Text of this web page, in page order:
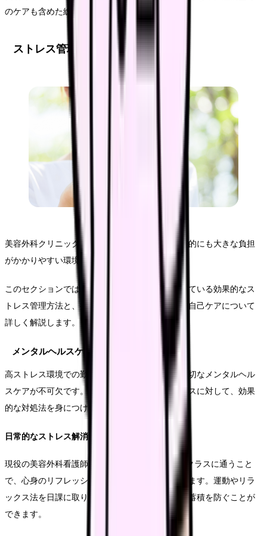
のケアも含めた総合的な対応が求められます。
ストレス管理と自己ケア
美容外科クリニックでの勤務は、身体的にも精神的にも大きな負担
がかかりやすい環境です。
このセクションでは、現場で働く看護師が実践している効果的なス
トレス管理方法と、持続可能なキャリアのための自己ケアについて
詳しく解説します。
メンタルヘルスケア
高ストレス環境での勤務を継続するためには、適切なメンタルヘル
スケアが不可欠です。日々の業務で生じるストレスに対して、効果
的な対処法を身につけることが重要です。
日常的なストレス解消法
現役の美容外科看護師Gさんは「仕事帰りのヨガクラスに通うこと
で、心身のリフレッシュを図っています」と話します。運動やリラ
ックス法を日課に取り入れることで、ストレスの蓄積を防ぐことが
できます。